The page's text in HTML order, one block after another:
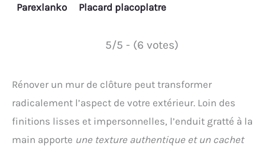
Parexlanko
Placard placoplatre
5/5 - (6 votes)
Rénover un mur de clôture peut transformer
radicalement l’aspect de votre extérieur. Loin des
finitions lisses et impersonnelles, l’enduit gratté à la
main apporte une texture authentique et un cachet